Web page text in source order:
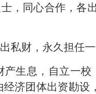
，同心合作，各
私财，永久担任
产生息，自立一
济团体出资勘设